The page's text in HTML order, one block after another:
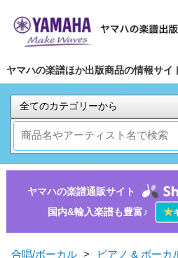
ヤマハの楽譜ほか出版商品の情報サイ
ヤマハの楽譜通販サイト
国内&輸入楽譜も豊富♪
★
合唱/ボーカル > ピアノ & ボーカ